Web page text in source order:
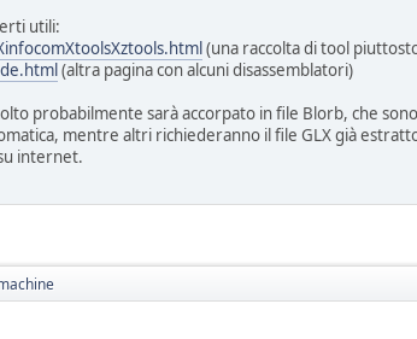
utili:
(una raccolta di tool
(altra pagina con alcuni disassemblatori)
probabilmente sarà accorpato in file Blorb, che
mentre altri richiederanno il file GLX già
internet.